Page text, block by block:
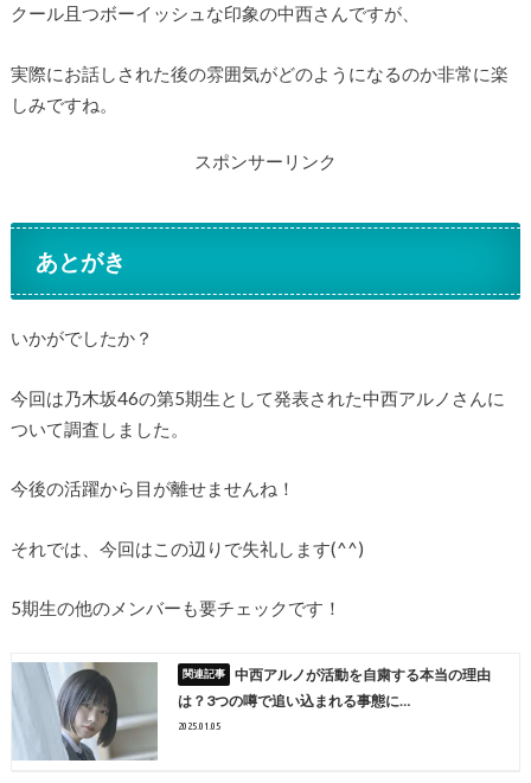
クール且つボーイッシュな印象の中西さんですが、
実際にお話しされた後の雰囲気がどのようになるのか非常に楽
しみですね。
スポンサーリンク
あとがき
いかがでしたか？
今回は乃木坂46の第5期生として発表された中西アルノさんに
ついて調査しました。
今後の活躍から目が離せませんね！
それでは、今回はこの辺りで失礼します(^^)
5期生の他のメンバーも要チェックです！
中西アルノが活動を自粛する本当の理由
は？3つの噂で追い込まれる事態に…
2025.01.05